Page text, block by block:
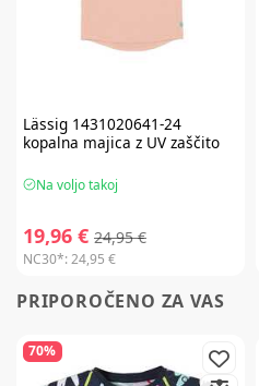
Lässig1431020641-24
kopalna majica z UV zaščito
Na voljo takoj
19,96 € 24,95 €
NC30*:24,95 €
PRIPOROČENO ZA VAS
70%